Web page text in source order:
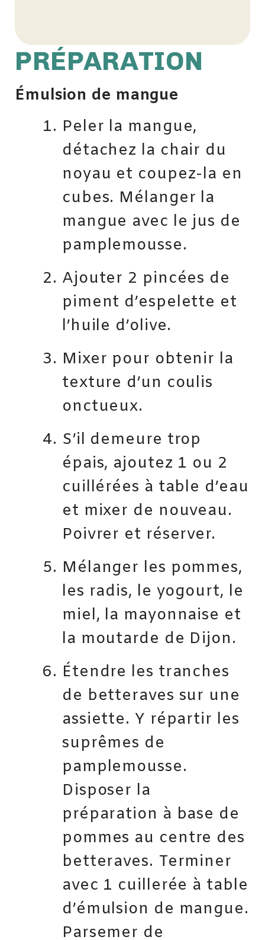
PRÉPARATION
Émulsion de mangue
Peler la mangue,
détachez la chair du
noyau et coupez-la en
cubes. Mélanger la
mangue avec le jus de
pamplemousse.
Ajouter 2 pincées de
piment d’espelette et
l’huile d’olive.
Mixer pour obtenir la
texture d’un coulis
onctueux.
S’il demeure trop
épais, ajoutez 1 ou 2
cuillérées à table d’eau
et mixer de nouveau.
Poivrer et réserver.
Mélanger les pommes,
les radis, le yogourt, le
miel, la mayonnaise et
la moutarde de Dijon.
Étendre les tranches
de betteraves sur une
assiette. Y répartir les
suprêmes de
pamplemousse.
Disposer la
préparation à base de
pommes au centre des
betteraves. Terminer
avec 1 cuillerée à table
d’émulsion de mangue.
Parsemer de